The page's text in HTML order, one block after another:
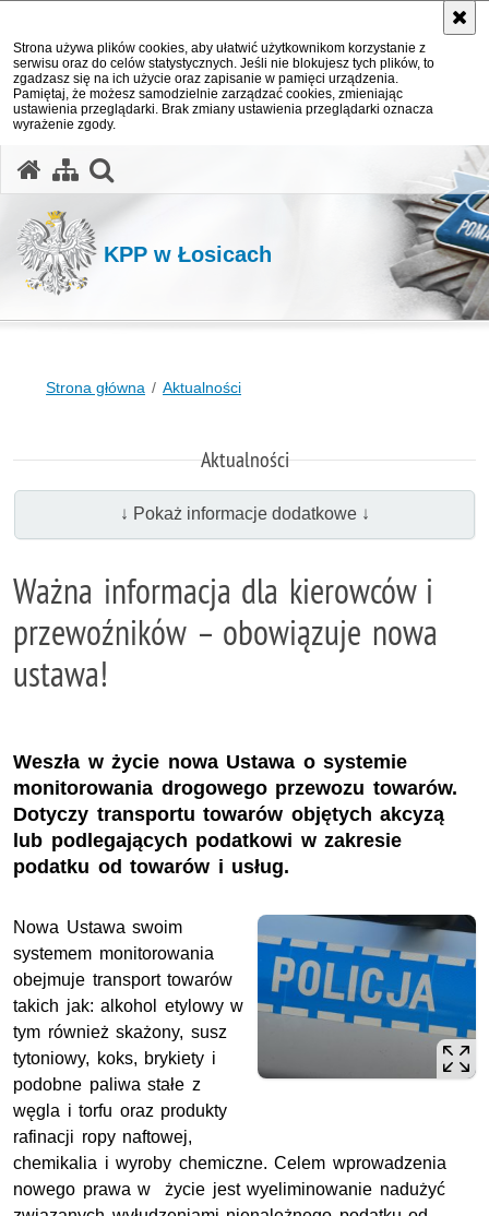
Strona używa plików cookies, aby ułatwić użytkownikom korzystanie z
serwisu oraz do celów statystycznych. Jeśli nie blokujesz tych plików, to
zgadzasz się na ich użycie oraz zapisanie w pamięci urządzenia.
Pamiętaj, że możesz samodzielnie zarządzać cookies, zmieniając
ustawienia przeglądarki. Brak zmiany ustawienia przeglądarki oznacza
wyrażenie zgody.
KPP w Łosicach
Strona główna Aktualności
Aktualności
↓ Pokaż informacje dodatkowe ↓
Ważna informacja dla kierowców i
przewoźników – obowiązuje nowa
ustawa!
Weszła w życie nowa Ustawa o systemie
monitorowania drogowego przewozu towarów.
Dotyczy transportu towarów objętych akcyzą
lub podlegających podatkowi w zakresie
podatku od towarów i usług.
Nowa Ustawa swoim
systemem monitorowania
obejmuje transport towarów
takich jak: alkohol etylowy w
tym również skażony, susz
tytoniowy, koks, brykiety i
podobne paliwa stałe z
węgla i torfu oraz produkty
rafinacji ropy naftowej,
chemikalia i wyroby chemiczne. Celem wprowadzenia
nowego prawa w życie jest wyeliminowanie nadużyć